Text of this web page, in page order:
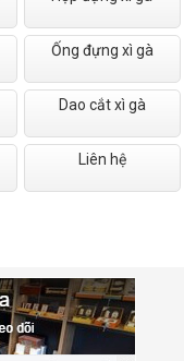
Ống đựng xì gà
Dao cắt xì gà
Liên hệ